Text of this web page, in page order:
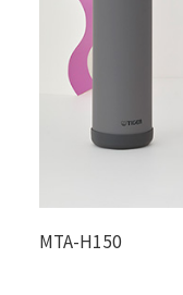
MTA-H150